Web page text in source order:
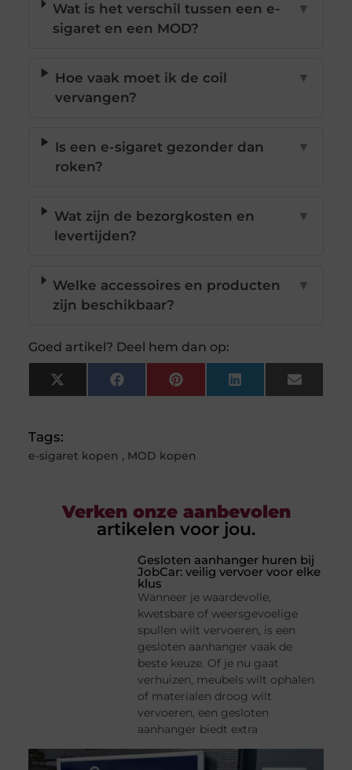
Wat is het verschil tussen een e-
sigaret en een MOD?
▼
Hoe vaak moet ik de coil
vervangen?
▼
Is een e-sigaret gezonder dan
roken?
▼
Wat zijn de bezorgkosten en
levertijden?
▼
Welke accessoires en producten
zijn beschikbaar?
▼
Goed artikel? Deel hem dan op:
X
(Twitter)
FacebookPinterestLinkedInEmail
Tags:
e-sigaret kopen , MOD kopen
Verken onze aanbevolen
artikelen voor jou.
Gesloten aanhanger huren bij
JobCar: veilig vervoer voor elke
klus
Wanneer je waardevolle,
kwetsbare of weersgevoelige
spullen wilt vervoeren, is een
gesloten aanhanger vaak de
beste keuze. Of je nu gaat
verhuizen, meubels wilt ophalen
of materialen droog wilt
vervoeren, een gesloten
aanhanger biedt extra